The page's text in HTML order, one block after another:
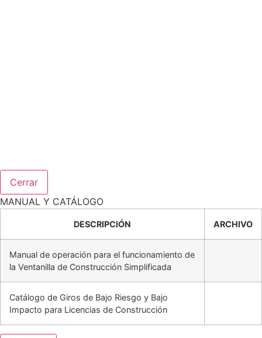
Cerrar
MANUAL Y CATÁLOGO
DESCRIPCIÓN ARCHIVO
Manual de operación para el funcionamiento de
la Ventanilla de Construcción Simplificada
Catálogo de Giros de Bajo Riesgo y Bajo
Impacto para Licencias de Construcción